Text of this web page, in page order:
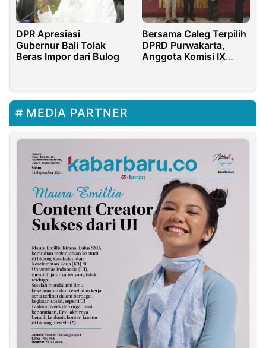
DPR Apresiasi
Gubernur Bali Tolak
Beras Impor dari Bulog
Bersama Caleg Terpilih
DPRD Purwakarta,
Anggota Komisi IX
MEDIA PARTNER